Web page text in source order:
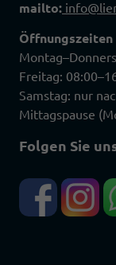
mailto:
Öffnungszeiten
Freitag:
Samstag: nur
Mittagspause
Folgen Sie